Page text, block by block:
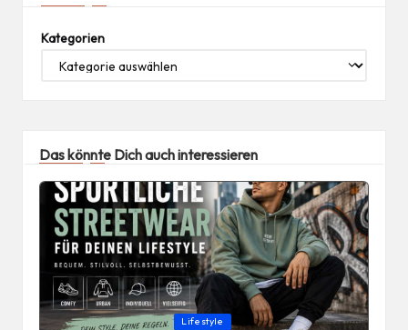
Kategorien
Das könnte Dich auch interessieren
Posted
Lifestyle